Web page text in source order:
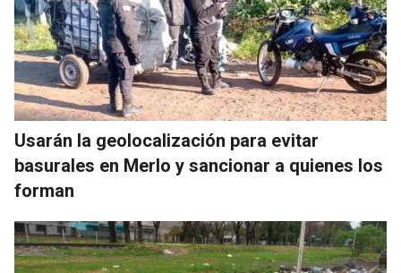
Usarán la geolocalización para evitar
basurales en Merlo y sancionar a quienes los
forman